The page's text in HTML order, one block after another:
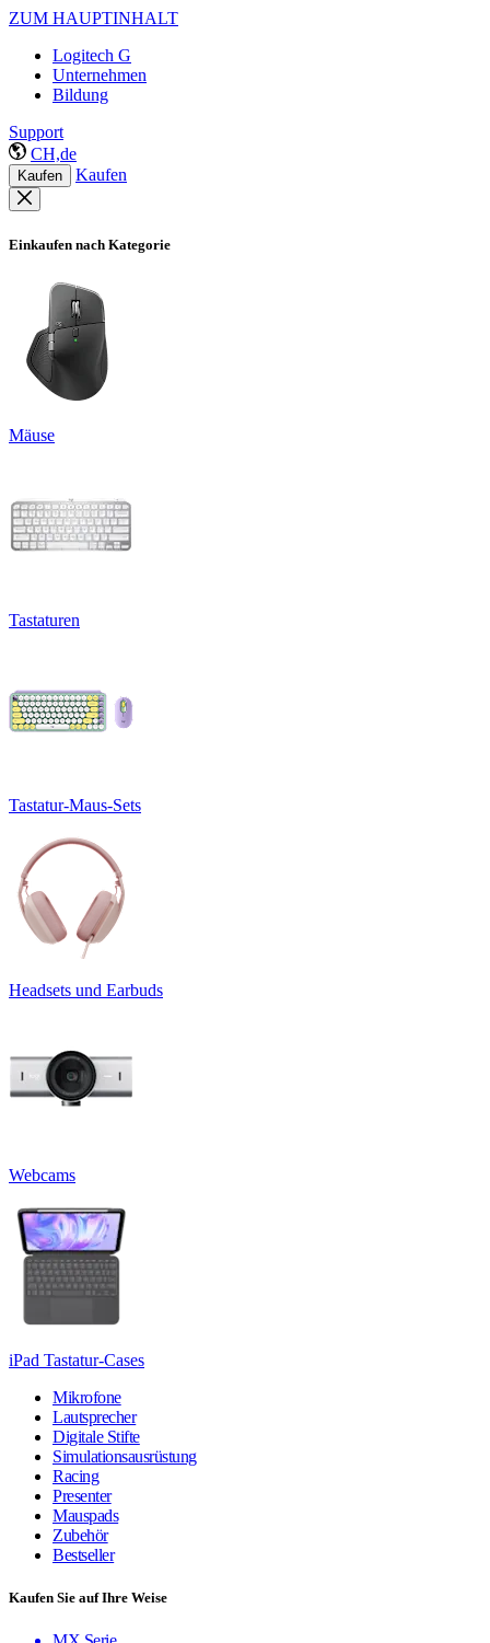
ZUM HAUPTINHALT
Logitech G
Unternehmen
Bildung
Support
CH,de
Kaufen Kaufen
Einkaufen nach Kategorie
Mäuse
Tastaturen
Tastatur-Maus-Sets
Headsets und Earbuds
Webcams
iPad Tastatur-Cases
Mikrofone
Lautsprecher
Digitale Stifte
Simulationsausrüstung
Racing
Presenter
Mauspads
Zubehör
Bestseller
Kaufen Sie auf Ihre Weise